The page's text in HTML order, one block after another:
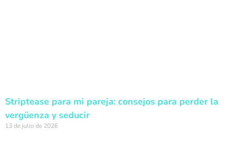
Striptease para mi pareja: consejos para perder la
vergüenza y seducir
13 de julio de 2026